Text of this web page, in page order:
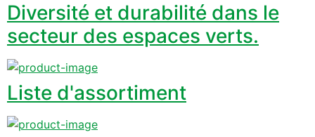
Diversité et durabilité dans le
secteur des espaces verts.
Liste d'assortiment